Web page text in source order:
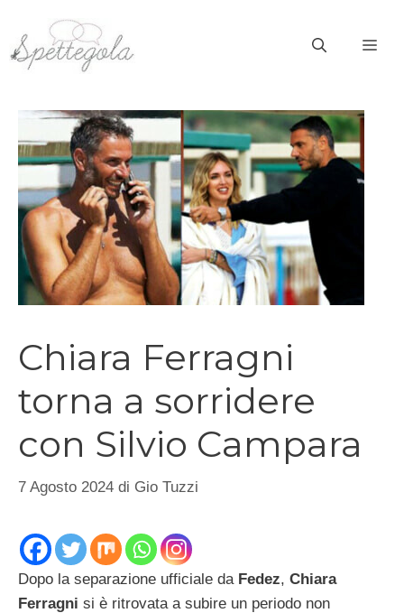
contenuto
Chiara Ferragni
torna a sorridere
con Silvio Campara
7 Agosto 2024 di Gio Tuzzi
Dopo la separazione ufficiale da Fedez, Chiara
Ferragni si è ritrovata a subire un periodo non